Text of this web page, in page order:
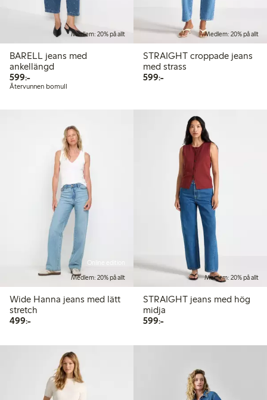
Medlem: 20% på allt
BARELL jeans med
ankellängd
599:-599,00 kr
Återvunnen bomull
Medlem: 20% på allt
STRAIGHT croppade jeans
med strass
599:-599,00 kr
Medlem: 20% på allt
Wide Hanna jeans med lätt
stretch
499:-499,00 kr
Medlem: 20% på allt
STRAIGHT jeans med hög
midja
599:-599,00 kr